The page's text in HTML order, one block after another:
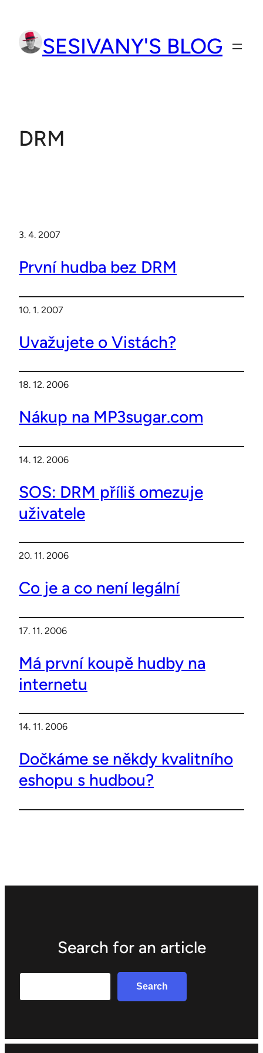
obsah
SESIVANY'S BLOG
DRM
3. 4. 2007
První hudba bez DRM
10. 1. 2007
Uvažujete o Vistách?
18. 12. 2006
Nákup na MP3sugar.com
14. 12. 2006
SOS: DRM příliš omezuje
uživatele
20. 11. 2006
Co je a co není legální
17. 11. 2006
Má první koupě hudby na
internetu
14. 11. 2006
Dočkáme se někdy kvalitního
eshopu s hudbou?
Search for an article
Search